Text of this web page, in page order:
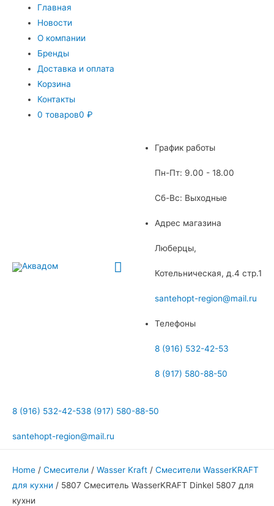
Главная
Новости
О компании
Бренды
Доставка и оплата
Корзина
Контакты
0 товаров0 ₽
Главное
График работы
Пн-Пт: 9.00 - 18.00
Сб-Вс: Выходные
Адрес магазина
Люберцы,
Котельническая, д.4 стр.1
santehopt-region@mail.ru
Телефоны
8 (916) 532-42-53
8 (917) 580-88-50
8 (916) 532-42-538 (917) 580-88-50
santehopt-region@mail.ru
Home / Смесители / Wasser Kraft / Смесители WasserKRAFT
для кухни / 5807 Смеситель WasserKRAFT Dinkel 5807 для
кухни